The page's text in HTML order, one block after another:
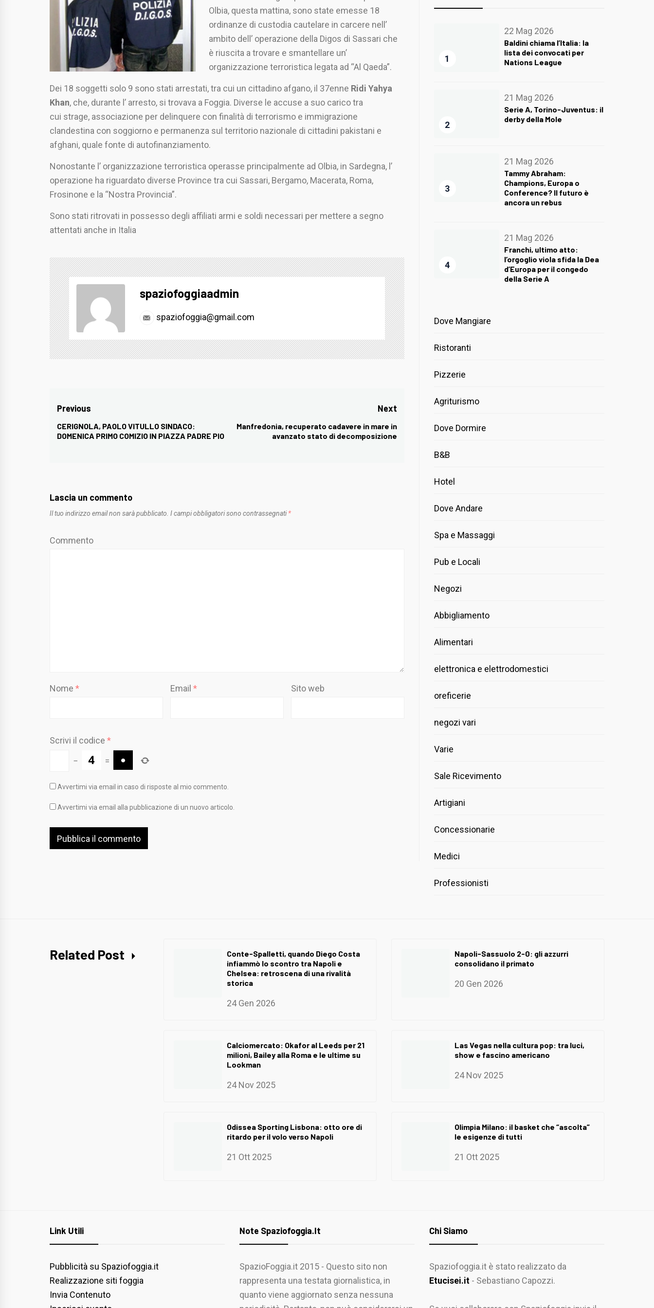
Olbia, questa mattina, sono state emesse 18
ordinanze di custodia cautelare in carcere nell’
ambito dell’ operazione della Digos di Sassari che
è riuscita a trovare e smantellare un’
organizzazione terroristica legata ad “Al Qaeda”.
Dei 18 soggetti solo 9 sono stati arrestati, tra cui un cittadino afgano, il 37enne Ridi Yahya
Khan, che, durante l’ arresto, si trovava a Foggia. Diverse le accuse a suo carico tra
cui strage, associazione per delinquere con finalità di terrorismo e immigrazione
clandestina con soggiorno e permanenza sul territorio nazionale di cittadini pakistani e
afghani, quale fonte di autofinanziamento.
Nonostante l’ organizzazione terroristica operasse principalmente ad Olbia, in Sardegna, l’
operazione ha riguardato diverse Province tra cui Sassari, Bergamo, Macerata, Roma,
Frosinone e la “Nostra Provincia”.
Sono stati ritrovati in possesso degli affiliati armi e soldi necessari per mettere a segno
attentati anche in Italia
spaziofoggiaadmin
spaziofoggia@gmail.com
Navigazione
articoli
Previous
Previous
post:
CERIGNOLA, PAOLO VITULLO SINDACO:
DOMENICA PRIMO COMIZIO IN PIAZZA PADRE PIO
Next
Next
Manfredonia, recuperato cadavere in mare in
avanzato stato di decomposizione
Lascia un commento
Il tuo indirizzo email non sarà pubblicato. I campi obbligatori sono contrassegnati *
Commento
Nome * Email * Sito web
Scrivi il codice *
−
=
Avvertimi via email in caso di risposte al mio commento.
Avvertimi via email alla pubblicazione di un nuovo articolo.
1
22 Mag 2026
Baldini chiama l’Italia: la
lista dei convocati per
Nations League
2
21 Mag 2026
Serie A, Torino-Juventus: il
derby della Mole
3
21 Mag 2026
Tammy Abraham:
Champions, Europa o
Conference? Il futuro è
ancora un rebus
4
21 Mag 2026
Franchi, ultimo atto:
l’orgoglio viola sfida la Dea
d’Europa per il congedo
della Serie A
Dove Mangiare
Ristoranti
Pizzerie
Agriturismo
Dove Dormire
B&B
Hotel
Dove Andare
Spa e Massaggi
Pub e Locali
Negozi
Abbigliamento
Alimentari
elettronica e elettrodomestici
oreficerie
negozi vari
Varie
Sale Ricevimento
Artigiani
Concessionarie
Medici
Professionisti
Related Post
Conte-Spalletti, quando Diego Costa
infiammò lo scontro tra Napoli e
Chelsea: retroscena di una rivalità
storica
24 Gen 2026
Napoli-Sassuolo 2-0: gli azzurri
consolidano il primato
20 Gen 2026
Calciomercato: Okafor al Leeds per 21
milioni, Bailey alla Roma e le ultime su
Lookman
24 Nov 2025
Las Vegas nella cultura pop: tra luci,
show e fascino americano
24 Nov 2025
Odissea Sporting Lisbona: otto ore di
ritardo per il volo verso Napoli
21 Ott 2025
Olimpia Milano: il basket che “ascolta”
le esigenze di tutti
21 Ott 2025
Link Utili
Pubblicità su Spaziofoggia.it
Realizzazione siti foggia
Invia Contenuto
Note Spaziofoggia.it
SpazioFoggia.it 2015 - Questo sito non
rappresenta una testata giornalistica, in
quanto viene aggiornato senza nessuna
Chi Siamo
Spaziofoggia.it è stato realizzato da
Etucisei.it - Sebastiano Capozzi.